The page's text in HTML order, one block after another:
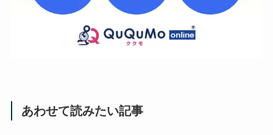
あわせて読みたい記事